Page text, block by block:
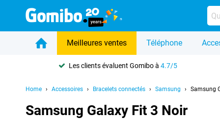
Meilleures ventes Téléphone
Les clients évaluent Gomibo à4.7/5
Home Accessoires Bracelets connectés Samsung Samsung
Samsung Galaxy Fit 3 Noir